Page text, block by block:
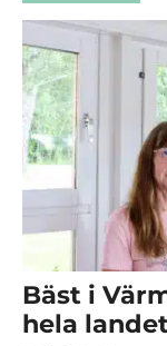
Bäst i
hela